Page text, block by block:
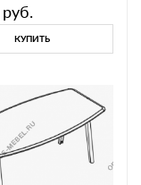
руб.
КУПИТЬ